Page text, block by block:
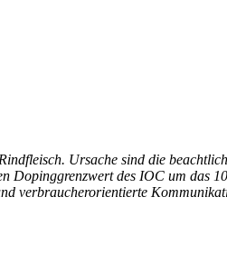
Ursache sind die
des IOC um das
verbraucherorientierte